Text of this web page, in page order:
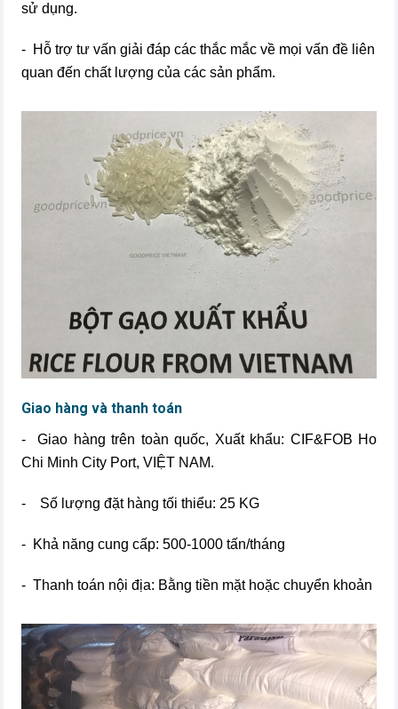
sử dụng.
- Hỗ trợ tư vấn giải đáp các thắc mắc về mọi vấn đề liên
quan đến chất lượng của các sản phẩm.
Giao hàng và thanh toán
- Giao hàng trên toàn quốc, Xuất khẩu: CIF&FOB Ho
Chi Minh City Port, VIỆT NAM.
- Số lượng đặt hàng tối thiểu: 25 KG
- Khả năng cung cấp: 500-1000 tấn/tháng
- Thanh toán nội địa: Bằng tiền mặt hoặc chuyển khoản